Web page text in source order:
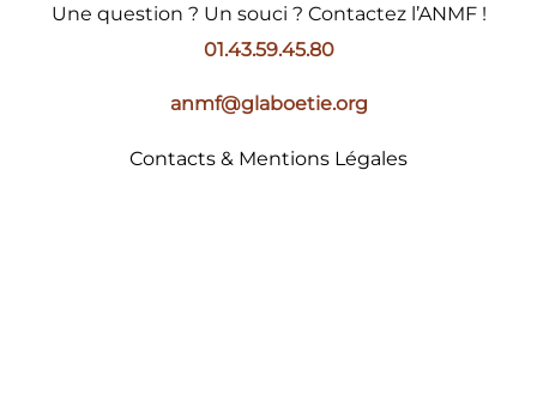
Une question ? Un souci ? Contactez l’ANMF !
01.43.59.45.80
anmf@glaboetie.org
Contacts & Mentions Légales